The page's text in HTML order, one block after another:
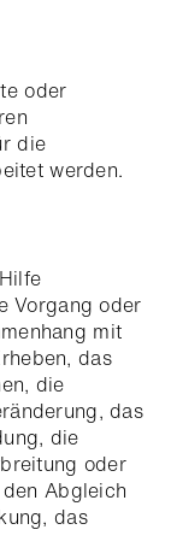
oder
die
werden.
Vorgang oder
mit
das
die
das
die
oder
Abgleich
das